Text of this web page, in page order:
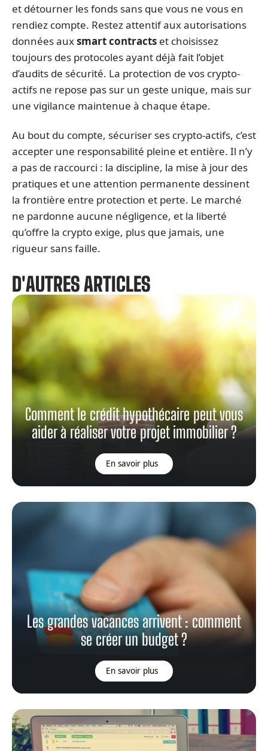
et détourner les fonds sans que vous ne vous en
rendiez compte. Restez attentif aux autorisations
données auxsmart contracts et choisissez
toujours des protocoles ayant déjà fait l’objet
d’audits de sécurité. La protection de vos crypto-
actifs ne repose pas sur un geste unique, mais sur
une vigilance maintenue à chaque étape.
Au bout du compte, sécuriser ses crypto-actifs, c’est
accepter une responsabilité pleine et entière. Il n’y
a pas de raccourci : la discipline, la mise à jour des
pratiques et une attention permanente dessinent
la frontière entre protection et perte. Le marché
ne pardonne aucune négligence, et la liberté
qu’offre la crypto exige, plus que jamais, une
rigueur sans faille.
D'AUTRES ARTICLES
Comment le crédit hypothécaire peut vous
aider à réaliser votre projet immobilier ?
En savoir plus
Les grandes vacances arrivent : comment
se créer un budget ?
En savoir plus